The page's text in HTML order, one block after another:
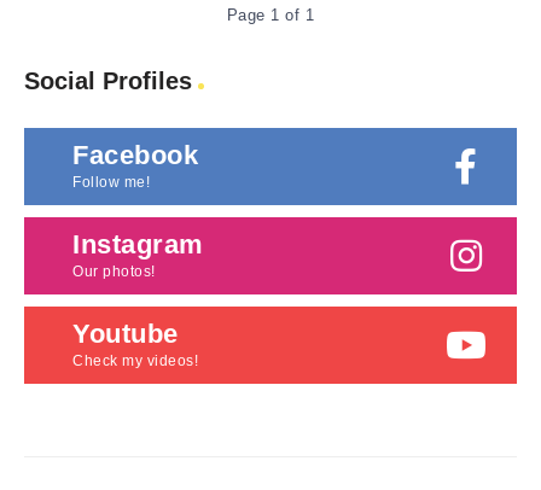
Page 1 of 1
Social Profiles
Facebook
Follow me!
Instagram
Our photos!
Youtube
Check my videos!